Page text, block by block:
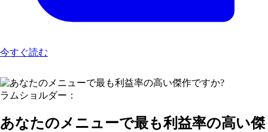
今すぐ読む
ラムショルダー：
あなたのメニューで最も利益率の高い傑